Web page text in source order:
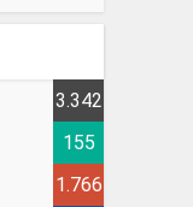
3.342
155
1.766